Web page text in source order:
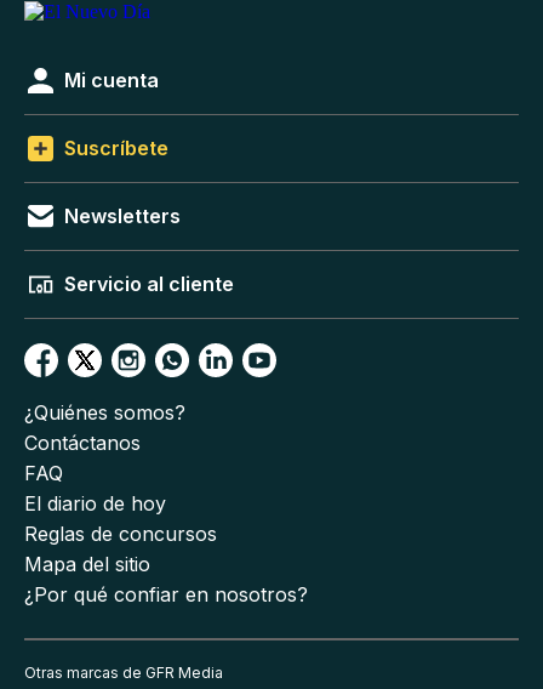
Mi cuenta
Suscríbete
Newsletters
Servicio al cliente
¿Quiénes somos?
Contáctanos
FAQ
El diario de hoy
Reglas de concursos
Mapa del sitio
¿Por qué confiar en nosotros?
Otras marcas de GFR Media